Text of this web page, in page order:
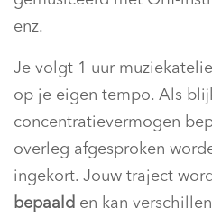
enz.
Je volgt 1 uur
op je eigen tempo. Als
concentratievermogen
overleg afgesproken
ingekort. Jouw traject
bepaald en kan